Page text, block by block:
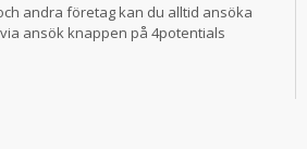
andra företag kan du alltid ansöka
ansök knappen på 4potentials